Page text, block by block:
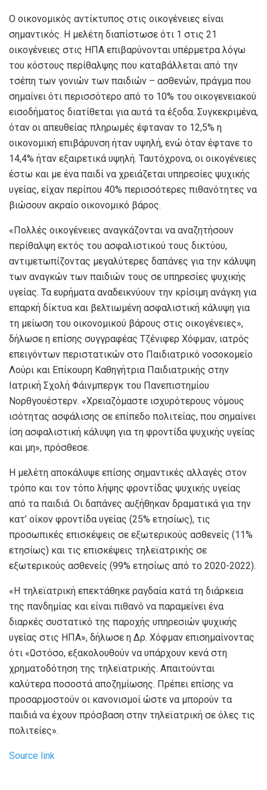
Ο οικονομικός αντίκτυπος στις οικογένειες είναι
σημαντικός. Η μελέτη διαπίστωσε ότι 1 στις 21
οικογένειες στις ΗΠΑ επιβαρύνονται υπέρμετρα λόγω
του κόστους περίθαλψης που καταβάλλεται από την
τσέπη των γονιών των παιδιών – ασθενών, πράγμα που
σημαίνει ότι περισσότερο από το 10% του οικογενειακού
εισοδήματος διατίθεται για αυτά τα έξοδα. Συγκεκριμένα,
όταν οι απευθείας πληρωμές έφταναν το 12,5% η
οικονομική επιβάρυνση ήταν υψηλή, ενώ όταν έφτανε το
14,4% ήταν εξαιρετικά υψηλή. Ταυτόχρονα, οι οικογένειες
έστω και με ένα παιδί να χρειάζεται υπηρεσίες ψυχικής
υγείας, είχαν περίπου 40% περισσότερες πιθανότητες να
βιώσουν ακραίο οικονομικό βάρος.
«Πολλές οικογένειες αναγκάζονται να αναζητήσουν
περίθαλψη εκτός του ασφαλιστικού τους δικτύου,
αντιμετωπίζοντας μεγαλύτερες δαπάνες για την κάλυψη
των αναγκών των παιδιών τους σε υπηρεσίες ψυχικής
υγείας. Τα ευρήματα αναδεικνύουν την κρίσιμη ανάγκη για
επαρκή δίκτυα και βελτιωμένη ασφαλιστική κάλυψη για
τη μείωση του οικονομικού βάρους στις οικογένειες»,
δήλωσε η επίσης συγγραφέας Τζένιφερ Χόφμαν, ιατρός
επειγόντων περιστατικών στο Παιδιατρικό νοσοκομείο
Λούρι και Επίκουρη Καθηγήτρια Παιδιατρικής στην
Ιατρική Σχολή Φάινμπεργκ του Πανεπιστημίου
Νορθγουέστερν. «Χρειαζόμαστε ισχυρότερους νόμους
ισότητας ασφάλισης σε επίπεδο πολιτείας, που σημαίνει
ίση ασφαλιστική κάλυψη για τη φροντίδα ψυχικής υγείας
και μη», πρόσθεσε.
Η μελέτη αποκάλυψε επίσης σημαντικές αλλαγές στον
τρόπο και τον τόπο λήψης φροντίδας ψυχικής υγείας
από τα παιδιά. Οι δαπάνες αυξήθηκαν δραματικά για την
κατ’ οίκον φροντίδα υγείας (25% ετησίως), τις
προσωπικές επισκέψεις σε εξωτερικούς ασθενείς (11%
ετησίως) και τις επισκέψεις τηλεϊατρικής σε
εξωτερικούς ασθενείς (99% ετησίως από το 2020-2022).
«Η τηλεϊατρική επεκτάθηκε ραγδαία κατά τη διάρκεια
της πανδημίας και είναι πιθανό να παραμείνει ένα
διαρκές συστατικό της παροχής υπηρεσιών ψυχικής
υγείας στις ΗΠΑ», δήλωσε η Δρ. Χόφμαν επισημαίνοντας
ότι «Ωστόσο, εξακολουθούν να υπάρχουν κενά στη
χρηματοδότηση της τηλεϊατρικής. Απαιτούνται
καλύτερα ποσοστά αποζημίωσης. Πρέπει επίσης να
προσαρμοστούν οι κανονισμοί ώστε να μπορούν τα
παιδιά να έχουν πρόσβαση στην τηλεϊατρική σε όλες τις
πολιτείες».
Source link